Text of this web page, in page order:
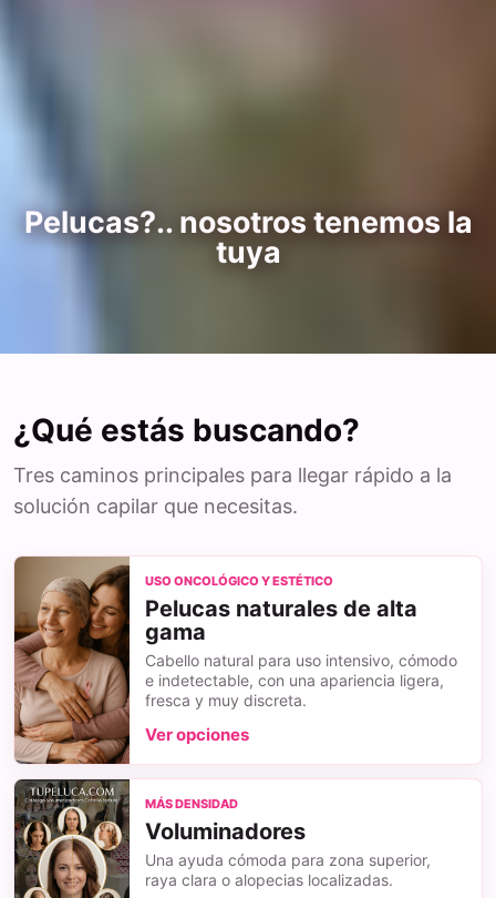
Pelucas?.. nosotros tenemos la
tuya
¿Qué estás buscando?
Tres caminos principales para llegar rápido a la
solución capilar que necesitas.
USO ONCOLÓGICO Y ESTÉTICO
Pelucas naturales de alta
gama
Cabello natural para uso intensivo, cómodo
e indetectable, con una apariencia ligera,
fresca y muy discreta.
Ver opciones
MÁS DENSIDAD
Voluminadores
Una ayuda cómoda para zona superior,
raya clara o alopecias localizadas.